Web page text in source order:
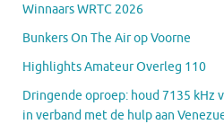
Winnaars WRTC 2026
Bunkers On The Air op Voorne
Highlights Amateur Overleg 110
Dringende oproep: houd 7135 kHz
in verband met de hulp aan